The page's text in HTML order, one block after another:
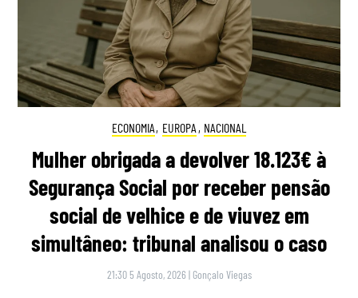
ECONOMIA, EUROPA , NACIONAL
Mulher obrigada a devolver 18.123€ à
Segurança Social por receber pensão
social de velhice e de viuvez em
simultâneo: tribunal analisou o caso
21:30 5 Agosto, 2026 | Gonçalo Viegas